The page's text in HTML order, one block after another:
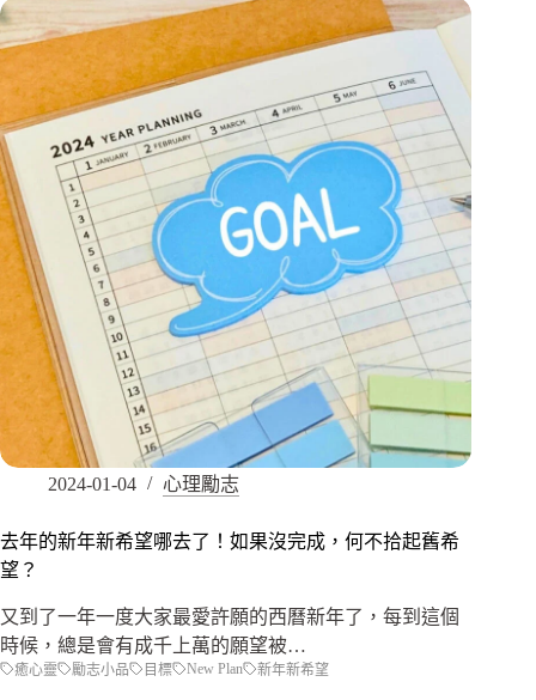
2024-01-04 心理勵志
去年的新年新希望哪去了！如果沒完成，何不拾起舊希
望？
又到了一年一度大家最愛許願的西曆新年了，每到這個
時候，總是會有成千上萬的願望被…
癒心靈 勵志小品 目標 New Plan 新年新希望